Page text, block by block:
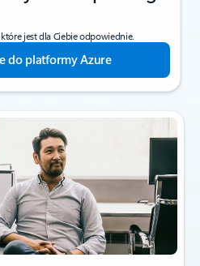
jest dla Ciebie odpowiednie.
do platformy Azure